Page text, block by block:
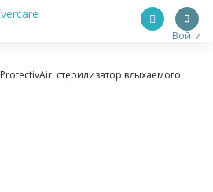
Войти
ProtectivAir: стерилизатор вдыхаемого